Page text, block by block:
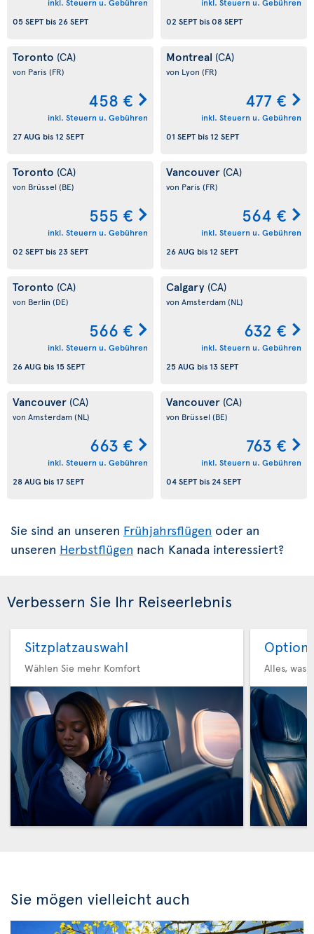
inkl. Steuern u. Gebühren
05 SEPTbis26 SEPT
inkl. Steuern u. Gebühren
02 SEPTbis08 SEPT
Toronto (CA)
von Paris (FR)
458 €
inkl. Steuern u. Gebühren
27 AUG bis 12 SEPT
Montreal (CA)
von Lyon (FR)
477 €
inkl. Steuern u. Gebühren
01 SEPTbis 12 SEPT
Toronto (CA)
von Brüssel (BE)
555 €
inkl. Steuern u. Gebühren
02 SEPTbis23 SEPT
Vancouver (CA)
von Paris (FR)
564 €
inkl. Steuern u. Gebühren
26 AUG bis 12 SEPT
Toronto (CA)
von Berlin (DE)
566 €
inkl. Steuern u. Gebühren
26 AUG bis 15 SEPT
Calgary (CA)
von Amsterdam(NL)
632 €
inkl. Steuern u. Gebühren
25 AUG bis 13 SEPT
Vancouver (CA)
von Amsterdam(NL)
663 €
inkl. Steuern u. Gebühren
28 AUG bis 17 SEPT
Vancouver (CA)
von Brüssel (BE)
763 €
inkl. Steuern u. Gebühren
04 SEPTbis24 SEPT
Sie sind an unseren Frühjahrsflügen oder an
unseren Herbstflügen nach Kanada interessiert?
Verbessern Sie Ihr Reiseerlebnis
Sitzplatzauswahl
Wählen Sie mehr Komfort
Option
Alles, was
Sie mögen vielleicht auch